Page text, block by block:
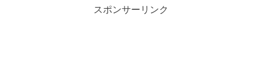
スポンサーリンク